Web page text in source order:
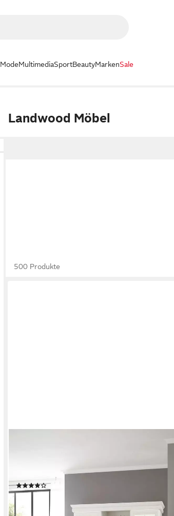
ModeMultimediaSportBeautyMarkenSale
Landwood Möbel
500 Produkte
Metallgriffe, viel Stauraum, 128 cm breit
(14)
829,99 €
-42%